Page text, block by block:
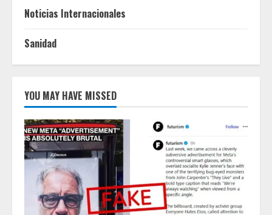
Noticias Internacionales
Sanidad
YOU MAY HAVE MISSED